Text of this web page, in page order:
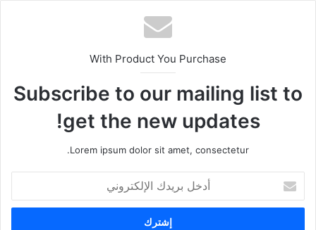
With Product You Purchase
Subscribe to our mailing list to
get the new updates!
Lorem ipsum dolor sit amet, consectetur.
خ